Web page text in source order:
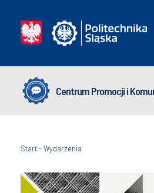
Centrum Promocji i
Start-Wydarzenia